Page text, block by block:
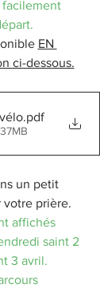
facilement
EN
ci-dessous.
.pdf
un petit
votre prière.
affichés
saint 2
3 avril.